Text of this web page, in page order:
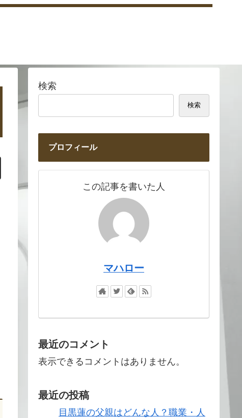
検索
検索
プロフィール
この記事を書いた人
マハロー
最近のコメント
表示できるコメントはありません。
最近の投稿
目黒蓮の父親はどんな人？職業・人